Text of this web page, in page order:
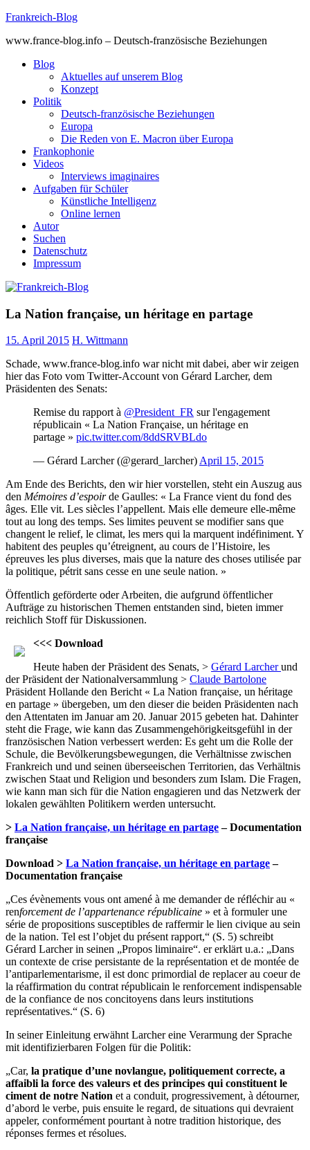
Skip
content
Frankreich-Blog
www.france-blog.info – Deutsch-französische Beziehungen
Blog
Aktuelles auf unserem Blog
Konzept
Politik
Deutsch-französische Beziehungen
Europa
Die Reden von E. Macron über Europa
Frankophonie
Videos
Interviews imaginaires
Aufgaben für Schüler
Künstliche Intelligenz
Online lernen
Autor
Suchen
Datenschutz
Impressum
La Nation française, un héritage en partage
15. April 2015 H. Wittmann
Schade, www.france-blog.info war nicht mit dabei, aber wir zeigen
hier das Foto vom Twitter-Account von Gérard Larcher, dem
Präsidenten des Senats:
Remise du rapport à @President_FR sur l'engagement
républicain « La Nation Française, un héritage en
partage » pic.twitter.com/8ddSRVBLdo
— Gérard Larcher (@gerard_larcher)April 15, 2015
Am Ende des Berichts, den wir hier vorstellen, steht ein Auszug aus
den Mémoires d’espoirde Gaulles: « La France vient du fond des
âges. Elle vit. Les siècles l’appellent. Mais elle demeure elle-même
tout au long des temps. Ses limites peuvent se modifier sans que
changent le relief, le climat, les mers qui la marquent indéfiniment. Y
habitent des peuples qu’étreignent, au cours de l’Histoire, les
épreuves les plus diverses, mais que la nature des choses utilisée par
la politique, pétrit sans cesse en une seule nation. »
Öffentlich geförderte oder Arbeiten, die aufgrund öffentlicher
Aufträge zu historischen Themen entstanden sind, bieten immer
reichlich Stoff für Diskussionen.
<<< Download
Heute haben der Präsident des Senats, > Gérard Larcherund
der Präsident der Nationalversammlung > Claude Bartolone
Präsident Hollande den Bericht « La Nation française, un héritage
en partage » übergeben, um den dieser die beiden Präsidenten nach
den Attentaten im Januar am 20. Januar 2015 gebeten hat. Dahinter
steht die Frage, wie kann das Zusammengehörigkeitsgefühl in der
französischen Nation verbessert werden: Es geht um die Rolle der
Schule, die Bevölkerungsbewegungen, die Verhältnisse zwischen
Frankreich und und seinen überseeischen Territorien, das Verhältnis
zwischen Staat und Religion und besonders zum Islam. Die Fragen,
wie kann man sich für die Nation engagieren und das Netzwerk der
lokalen gewählten Politikern werden untersucht.
> La Nation française, un héritage en partage– Documentation
française
Download > La Nation française, un héritage en partage–
Documentation française
„Ces évènements vous ont amené à me demander de réfléchir au «
renforcement de l’appartenance républicaine » et à formuler une
série de propositions susceptibles de raffermir le lien civique au sein
de la nation. Tel est l’objet du présent rapport,“ (S. 5) schreibt
Gérard Larcher in seinen „Propos liminaire“. er erklärt u.a.: „Dans
un contexte de crise persistante de la représentation et de montée de
l’antiparlementarisme, il est donc primordial de replacer au coeur de
la réaffirmation du contrat républicain le renforcement indispensable
de la confiance de nos concitoyens dans leurs institutions
représentatives.“ (S. 6)
In seiner Einleitung erwähnt Larcher eine Verarmung der Sprache
mit identifizierbaren Folgen für die Politik:
„Car, la pratique d’une novlangue, politiquement correcte, a
affaibli la force des valeurs et des principes qui constituent le
ciment de notre Nation et a conduit, progressivement, à détourner,
d’abord le verbe, puis ensuite le regard, de situations qui devraient
appeler, conformément pourtant à notre tradition historique, des
réponses fermes et résolues.